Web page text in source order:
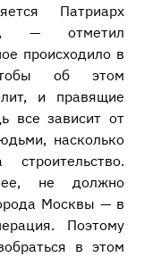
Патриарх
— отметил
происходило в
об этом
и правящие
все зависит от
насколько
не должно
Москвы — в
Поэтому
в этом